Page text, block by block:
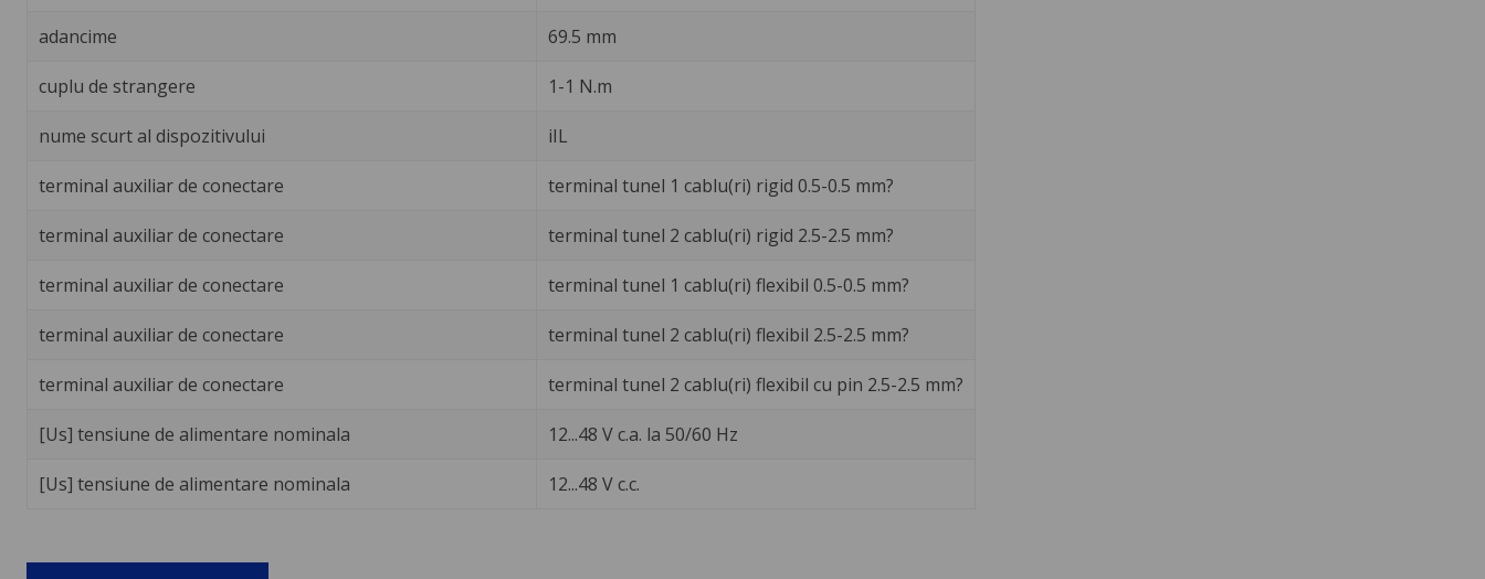
adancime 69.5 mm
cuplu de strangere 1-1 N.m
nume scurt al dispozitivului iIL
terminal auxiliar de conectare terminal tunel 1 cablu(ri) rigid 0.5-0.5 mm?
terminal auxiliar de conectare terminal tunel 2 cablu(ri) rigid 2.5-2.5 mm?
terminal auxiliar de conectare terminal tunel 1 cablu(ri) flexibil 0.5-0.5 mm?
terminal auxiliar de conectare terminal tunel 2 cablu(ri) flexibil 2.5-2.5 mm?
terminal auxiliar de conectare terminal tunel 2 cablu(ri) flexibil cu pin 2.5-2.5 mm?
[Us] tensiune de alimentare nominala 12...48 V c.a. la 50/60 Hz
[Us] tensiune de alimentare nominala 12...48 V c.c.